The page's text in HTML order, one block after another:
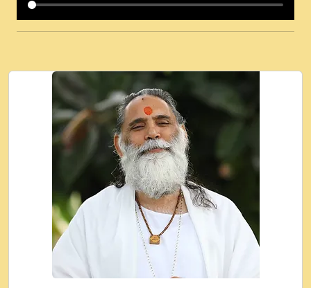
कई पकड क मर हथ र मह वदवन पहच दय! मह जन
Ki - Krishna Bhajan - New Bhajan 2020
#Ishwar Bhakti.mp3
जब से गीता ज्ञान पाया मैं बड़ी मस्ती में हूँ । 2018 -
Rishikesh - Ratan Ji Rasik.mp3
तन हल दल द सनव मड उतत सर रख क, नल रव त
गल लग जव त सर उतत हथ रख द!.mp3
तू कर प्रीतम से प्रीत, यूहीं दिन बीतते जाते हैं ।
2018 - Rishikesh - Swami Gyananand Ji
Maharaj.mp3
न म गवद गपल गद फर, पयर महन न रझद फर! shri